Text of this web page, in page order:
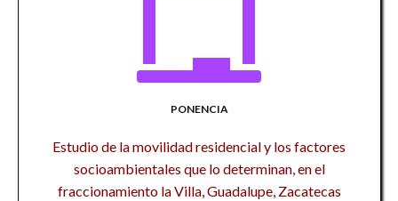
PONENCIA
Estudio de la movilidad residencial y los factores
socioambientales que lo determinan, en el
fraccionamiento la Villa, Guadalupe, Zacatecas